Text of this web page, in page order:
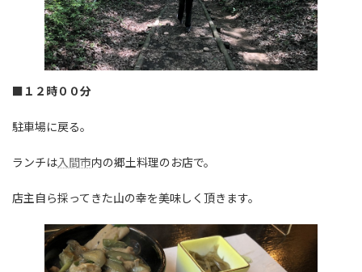
■１２時００分
駐車場に戻る。
ランチは入間市内の郷土料理のお店で。
店主自ら採ってきた山の幸を美味しく頂きます。